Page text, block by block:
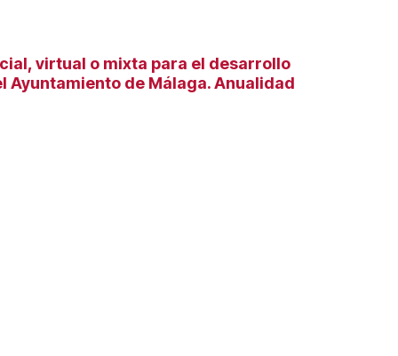
virtual o mixta para el desarrollo
Ayuntamiento de Málaga. Anualidad